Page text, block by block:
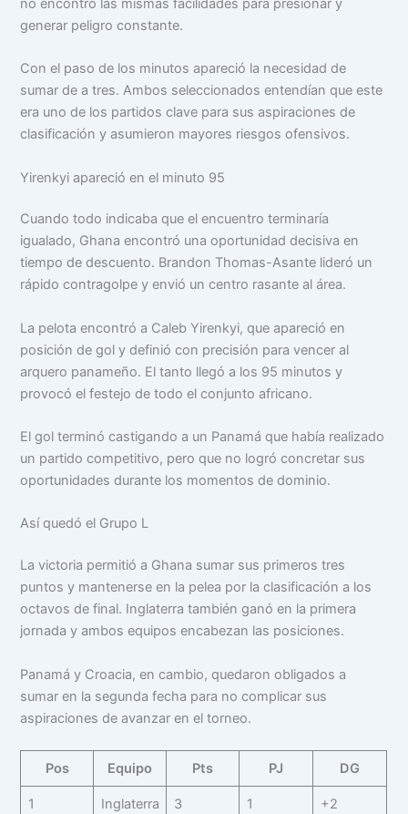
no encontró las mismas facilidades para presionar y
generar peligro constante.
Con el paso de los minutos apareció la necesidad de
sumar de a tres. Ambos seleccionados entendían que este
era uno de los partidos clave para sus aspiraciones de
clasificación y asumieron mayores riesgos ofensivos.
Yirenkyi apareció en el minuto 95
Cuando todo indicaba que el encuentro terminaría
igualado, Ghana encontró una oportunidad decisiva en
tiempo de descuento. Brandon Thomas-Asante lideró un
rápido contragolpe y envió un centro rasante al área.
La pelota encontró a Caleb Yirenkyi, que apareció en
posición de gol y definió con precisión para vencer al
arquero panameño. El tanto llegó a los 95 minutos y
provocó el festejo de todo el conjunto africano.
El gol terminó castigando a un Panamá que había realizado
un partido competitivo, pero que no logró concretar sus
oportunidades durante los momentos de dominio.
Así quedó el Grupo L
La victoria permitió a Ghana sumar sus primeros tres
puntos y mantenerse en la pelea por la clasificación a los
octavos de final. Inglaterra también ganó en la primera
jornada y ambos equipos encabezan las posiciones.
Panamá y Croacia, en cambio, quedaron obligados a
sumar en la segunda fecha para no complicar sus
aspiraciones de avanzar en el torneo.
Pos Equipo Pts PJ DG
1 Inglaterra 3 1 +2